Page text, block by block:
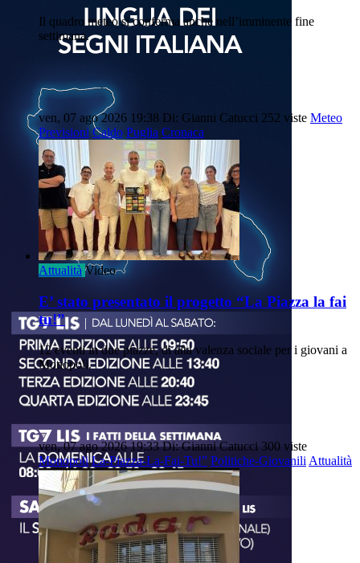
Il quadro meteo si conferma anche nell’imminente fine
settimana.
ven, 07 ago 2026 19:38 Di: Gianni Catucci 252 viste Meteo
Previsioni Caldo Puglia Cronaca
Attualità Video
E’ stato presentato il progetto “La Piazza la fai
tu!”
12 eventi in due piazze, di alta valenza sociale per i giovani a
Monopoli.
ven, 07 ago 2026 19:33 Di: Gianni Catucci 300 viste
Monopoli La-Piazza-La-Fai-Tu!” Politiche-Giovanili Attualità